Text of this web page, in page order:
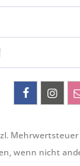
Mehrwertsteuer
wenn nicht